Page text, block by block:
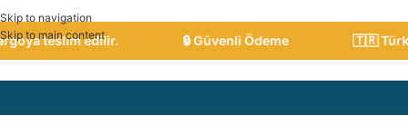
Skip to navigation
Skip to main content
teslim edilir. 🔒 Güvenli Ödeme 🇹🇷